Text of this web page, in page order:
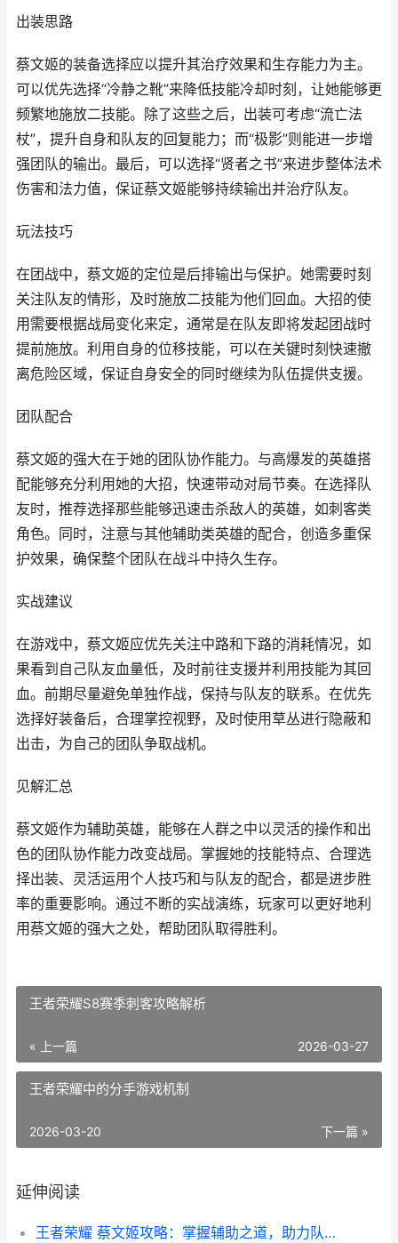
出装思路
蔡文姬的装备选择应以提升其治疗效果和生存能力为主。
可以优先选择“冷静之靴”来降低技能冷却时刻，让她能够更
频繁地施放二技能。除了这些之后，出装可考虑“流亡法
杖”，提升自身和队友的回复能力；而“极影”则能进一步增
强团队的输出。最后，可以选择“贤者之书”来进步整体法术
伤害和法力值，保证蔡文姬能够持续输出并治疗队友。
玩法技巧
在团战中，蔡文姬的定位是后排输出与保护。她需要时刻
关注队友的情形，及时施放二技能为他们回血。大招的使
用需要根据战局变化来定，通常是在队友即将发起团战时
提前施放。利用自身的位移技能，可以在关键时刻快速撤
离危险区域，保证自身安全的同时继续为队伍提供支援。
团队配合
蔡文姬的强大在于她的团队协作能力。与高爆发的英雄搭
配能够充分利用她的大招，快速带动对局节奏。在选择队
友时，推荐选择那些能够迅速击杀敌人的英雄，如刺客类
角色。同时，注意与其他辅助类英雄的配合，创造多重保
护效果，确保整个团队在战斗中持久生存。
实战建议
在游戏中，蔡文姬应优先关注中路和下路的消耗情况，如
果看到自己队友血量低，及时前往支援并利用技能为其回
血。前期尽量避免单独作战，保持与队友的联系。在优先
选择好装备后，合理掌控视野，及时使用草丛进行隐蔽和
出击，为自己的团队争取战机。
见解汇总
蔡文姬作为辅助英雄，能够在人群之中以灵活的操作和出
色的团队协作能力改变战局。掌握她的技能特点、合理选
择出装、灵活运用个人技巧和与队友的配合，都是进步胜
率的重要影响。通过不断的实战演练，玩家可以更好地利
用蔡文姬的强大之处，帮助团队取得胜利。
王者荣耀S8赛季刺客攻略解析
« 上一篇 2026-03-27
王者荣耀中的分手游戏机制
下一篇 »
2026-03-20
延伸阅读
王者荣耀 蔡文姬攻略：掌握辅助之道，助力队伍胜利